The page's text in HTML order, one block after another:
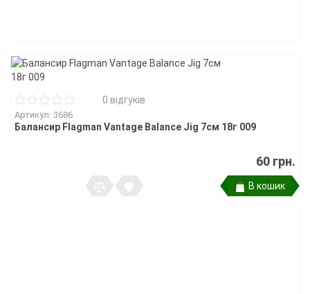
0 відгуків
Артикул: 3686
Балансир Flagman Vantage Balance Jig 7см 18г 009
60 грн.
В кошик